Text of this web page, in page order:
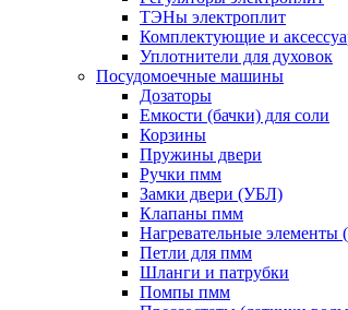
ТЭНы электроплит
Комплектующие и
Уплотнители для духовок
Посудомоечные машины
Дозаторы
Емкости (бачки) для соли
Корзины
Пружины двери
Ручки пмм
Замки двери (УБЛ)
Клапаны пмм
Нагревательные
Петли для пмм
Шланги и патрубки
Помпы пмм